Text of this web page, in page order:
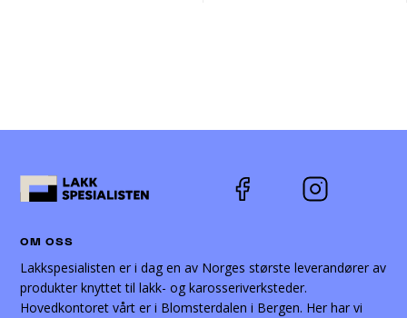
OM OSS
Lakkspesialisten er i dag en av Norges største leverandører av
produkter knyttet til lakk- og karosseriverksteder.
Hovedkontoret vårt er i Blomsterdalen i Bergen. Her har vi